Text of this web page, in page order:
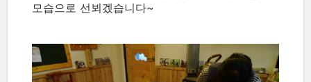
모습으로 선뵈겠습니다~